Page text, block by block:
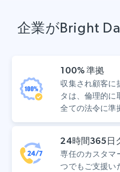
企業がBright
100% 準拠
収集され顧客に
タは、倫理的に
全ての法令に準
24時間365日
専任のカスタマ
つでもご支援い